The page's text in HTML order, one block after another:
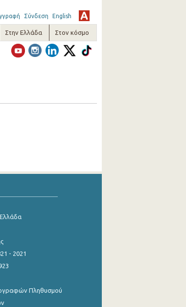
Σύνδεση English
Στην Ελλάδα Στον κόσμο
- 2021
Πληθυσμού